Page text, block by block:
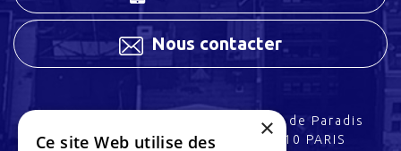
Nous contacter
67200 STRASBOURG
32 rue de Paradis
75010 PARIS
×
Ce site Web utilise des